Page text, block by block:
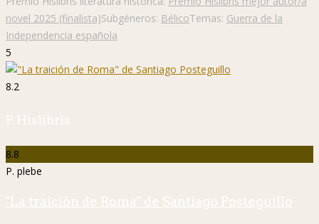
novel 2025 (finalista)Subgéneros: BélicoTemas: Guerra de la
Independencia española
5
8.2
P. Hislibris
8.8
P. plebe
"La traición de Roma" de Santiago Posteguillo